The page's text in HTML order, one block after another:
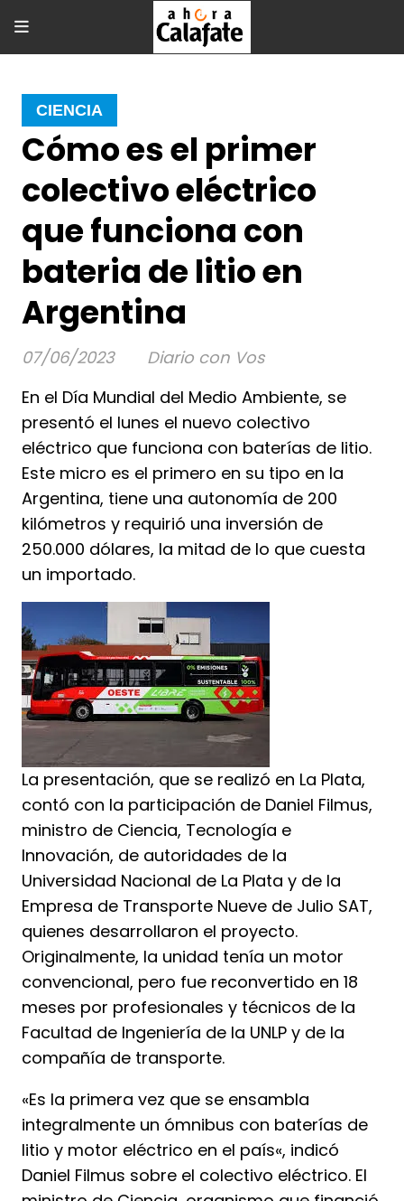
Cómo es el primer
colectivo eléctrico
que funciona con
bateria de litio en
Argentina
En el Día Mundial del Medio Ambiente, se
presentó el lunes el nuevo colectivo
eléctrico que funciona con baterías de litio.
Este micro es el primero en su tipo en la
Argentina, tiene una autonomía de 200
kilómetros y requirió una inversión de
250.000 dólares, la mitad de lo que cuesta
un importado.
CIENCIA
07/06/2023 Diario con Vos
La presentación, que se realizó en La Plata,
contó con la participación de Daniel Filmus,
ministro de Ciencia, Tecnología e
Innovación, de autoridades de la
Universidad Nacional de La Plata y de la
Empresa de Transporte Nueve de Julio SAT,
quienes desarrollaron el proyecto.
Originalmente, la unidad tenía un motor
convencional, pero fue reconvertido en 18
meses por profesionales y técnicos de la
Facultad de Ingeniería de la UNLP y de la
compañía de transporte.
«Es la primera vez que se ensambla
integralmente un ómnibus con baterías de
litio y motor eléctrico en el país«, indicó
Daniel Filmus sobre el colectivo eléctrico. El